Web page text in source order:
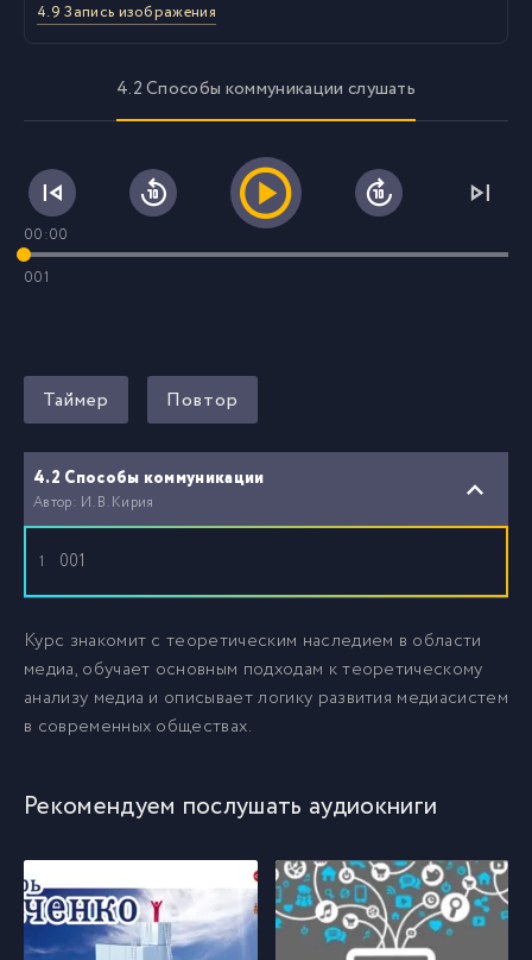
4.9 Запись изображения
4.2 Способы коммуникации слушать
00:00
001
Таймер Повтор
4.2 Способы коммуникации
Автор: И. В. Кирия
1 001
Курс знакомит с теоретическим наследием в области
медиа, обучает основным подходам к теоретическому
анализу медиа и описывает логику развития медиасистем
в современных обществах.
Рекомендуем послушать аудиокниги